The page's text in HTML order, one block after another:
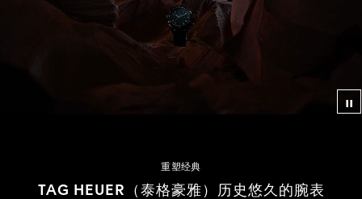
重塑经典
TAG HEUER（泰格豪雅）历史悠久的腕表